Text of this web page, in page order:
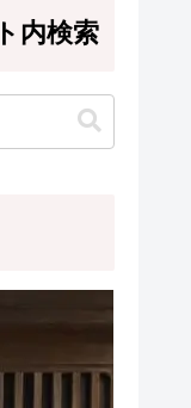
内検索